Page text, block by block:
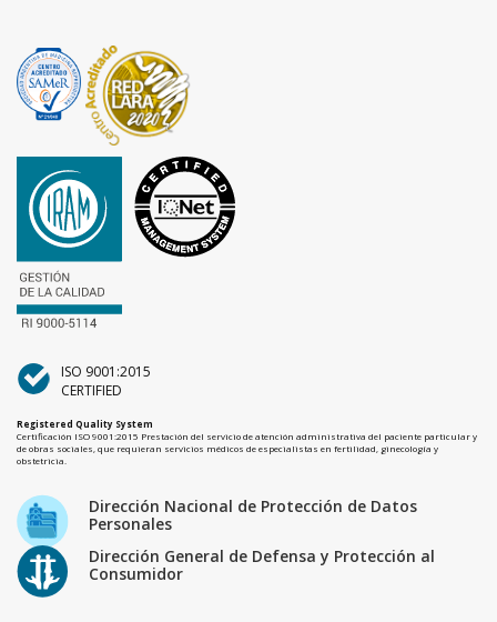
ISO 9001:2015
CERTIFIED
Registered Quality System
Certificación ISO 9001:2015 Prestación del servicio de atención administrativa del paciente particular y
de obras sociales, que requieran servicios médicos de especialistas en fertilidad, ginecología y
obstetricia.
Dirección Nacional de Protección de Datos
Personales
Dirección General de Defensa y Protección al
Consumidor